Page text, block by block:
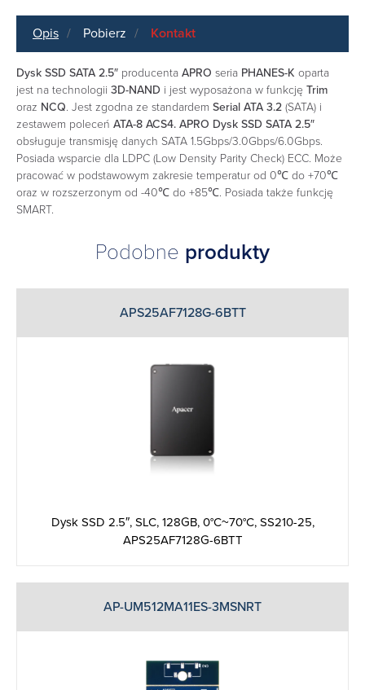
Opis Pobierz Kontakt
Dysk SSD SATA 2.5″ producenta APRO seria PHANES-K oparta
jest na technologii 3D-NAND i jest wyposażona w funkcję Trim
oraz NCQ. Jest zgodna ze standardem Serial ATA 3.2 (SATA) i
zestawem poleceń ATA-8 ACS4. APRO Dysk SSD SATA 2.5″
obsługuje transmisję danych SATA 1.5Gbps/3.0Gbps/6.0Gbps.
Posiada wsparcie dla LDPC (Low Density Parity Check) ECC. Może
pracować w podstawowym zakresie temperatur od 0℃ do +70℃
oraz w rozszerzonym od -40℃ do +85℃. Posiada także funkcję
SMART.
Podobne produkty
APS25AF7128G-6BTT
Dysk SSD 2.5″, SLC, 128GB, 0°C~70°C, SS210-25,
APS25AF7128G-6BTT
AP-UM512MA11ES-3MSNRT